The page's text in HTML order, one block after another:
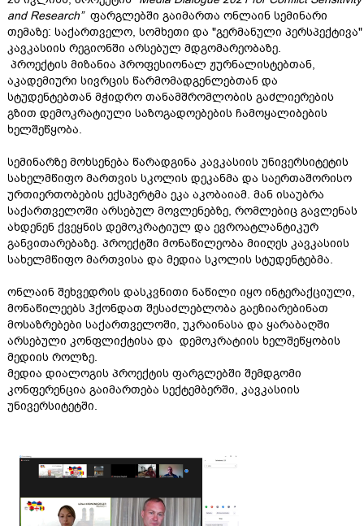
and Research” ფარგლებში გაიმართა ონლაინ სემინარი
თემაზე: საქართველო, სომხეთი და "გერმანული პერსპექტივა"
კავკასიის რეგიონში არსებულ მდგომარეობაზე.
პროექტის მიზანია პროფესიონალ ჟურნალისტებთან,
აკადემიური სივრცის წარმომადგენლებთან და
სტუდენტებთან მჭიდრო თანამშრომლობის გაძლიერების
გზით დემოკრატიული საზოგადოებების ჩამოყალიბების
ხელშეწყობა.
სემინარზე მოხსენება წარადგინა კავკასიის უნივერსიტეტის
სახელმწიფო მართვის სკოლის დეკანმა და საერთაშორისო
ურთიერთობების ექსპერტმა ეკა აკობაიამ. მან ისაუბრა
საქართველოში არსებულ მოვლენებზე, რომლებიც გავლენას
ახდენენ ქვეყნის დემოკრატიულ და ევროატლანტიკურ
განვითარებაზე. პროექტში მონაწილეობა მიიღეს კავკასიის
სახელმწიფო მართვისა და მედია სკოლის სტუდენტებმა.
ონლაინ შეხვედრის დასკვნითი ნაწილი იყო ინტერაქციული,
მონაწილეებს ჰქონდათ შესაძლებლობა გაეზიარებინათ
მოსაზრებები საქართველოში, უკრაინასა და ყარაბაღში
არსებული კონფლიქტისა და დემოკრატიის ხელშეწყობის
მედიის როლზე.
მედია დიალოგის პროექტის ფარგლებში შემდგომი
კონფერენცია გაიმართება სექტემბერში, კავკასიის
უნივერსიტეტში.